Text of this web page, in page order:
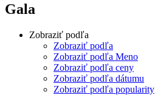
Gala
Zobraziť podľa
Zobraziť podľa
Zobraziť podľa Meno
Zobraziť podľa ceny
Zobraziť podľa dátumu
Zobraziť podľa popularity